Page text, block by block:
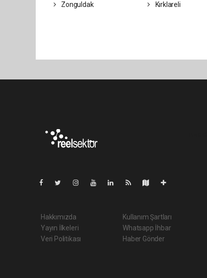
Zonguldak
Kırklareli
Hakkımızda
Yayın İlkeleri
Veri Politikası
Kullanım Şartları
Whatsapp İhbar
Haber Gönder